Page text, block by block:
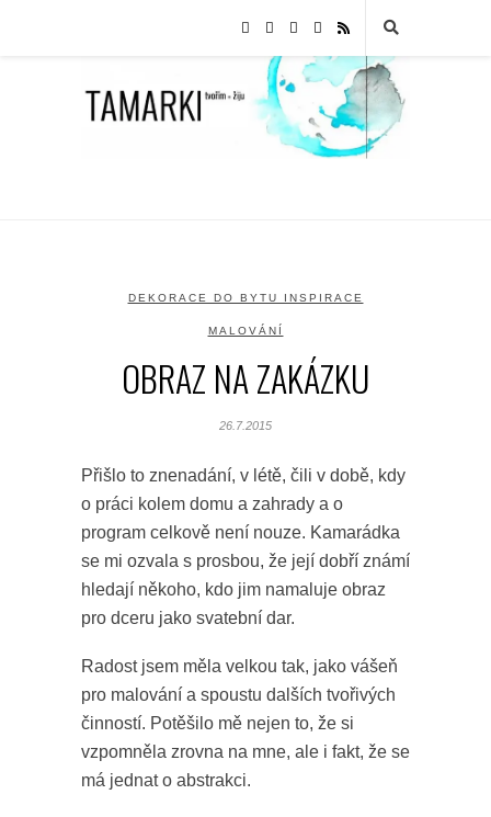
DEKORACE DO BYTU INSPIRACE
MALOVÁNÍ
OBRAZ NA ZAKÁZKU
26.7.2015
Přišlo to znenadání, v létě, čili v době, kdy
o práci kolem domu a zahrady a o
program celkově není nouze. Kamarádka
se mi ozvala s prosbou, že její dobří známí
hledají někoho, kdo jim namaluje obraz
pro dceru jako svatební dar.
Radost jsem měla velkou tak, jako vášeň
pro malování a spoustu dalších tvořivých
činností. Potěšilo mě nejen to, že si
vzpomněla zrovna na mne, ale i fakt, že se
má jednat o abstrakci.